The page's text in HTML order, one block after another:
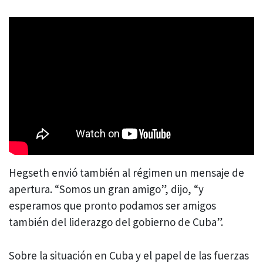
Hegseth envió también al régimen un mensaje de
apertura. “Somos un gran amigo”, dijo, “y
esperamos que pronto podamos ser amigos
también del liderazgo del gobierno de Cuba”.
Sobre la situación en Cuba y el papel de las fuerzas